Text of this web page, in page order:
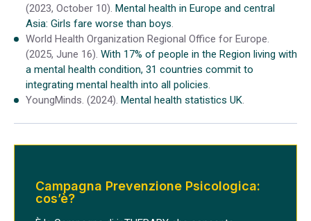
(2023, October 10). Mental health in Europe and central
Asia: Girls fare worse than boys.
World Health Organization Regional Office for Europe.
(2025, June 16). With 17% of people in the Region living with
a mental health condition, 31 countries commit to
integrating mental health into all policies.
YoungMinds. (2024). Mental health statistics UK.
Campagna Prevenzione Psicologica:
cos’è?